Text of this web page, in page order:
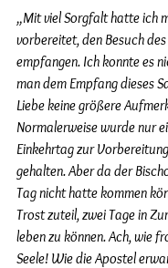
„Mit viel Sorgfalt hatte ich
vorbereitet, den Besuch
empfangen. Ich konnte es
man dem Empfang dieses
Liebe keine größere
Normalerweise wurde nur
Einkehrtag zur
gehalten. Aber da der
Tag nicht hatte kommen
Trost zuteil, zwei Tage in
leben zu können. Ach, wie
Seele! Wie die Apostel